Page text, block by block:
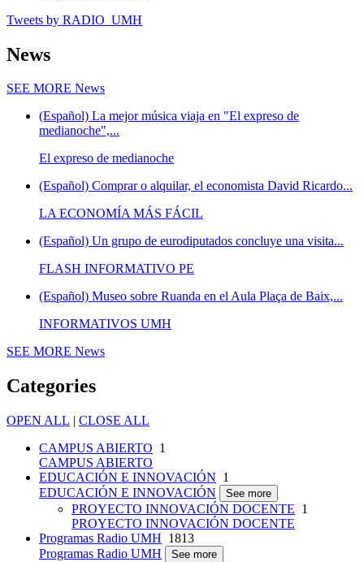
Tweets by RADIO_UMH
News
SEE MORE News
(Español) La mejor música viaja en "El expreso de
medianoche",...
El expreso de medianoche
(Español) Comprar o alquilar, el economista David Ricardo...
LA ECONOMÍA MÁS FÁCIL
(Español) Un grupo de eurodiputados concluye una visita...
FLASH INFORMATIVO PE
(Español) Museo sobre Ruanda en el Aula Plaça de Baix,...
INFORMATIVOS UMH
SEE MORE News
Categories
OPEN ALL | CLOSE ALL
CAMPUS ABIERTO 1
CAMPUS ABIERTO
EDUCACIÓN E INNOVACIÓN 1
EDUCACIÓN E INNOVACIÓN
See more
PROYECTO INNOVACIÓN DOCENTE 1
PROYECTO INNOVACIÓN DOCENTE
Programas Radio UMH 1813
Programas Radio UMH
See more